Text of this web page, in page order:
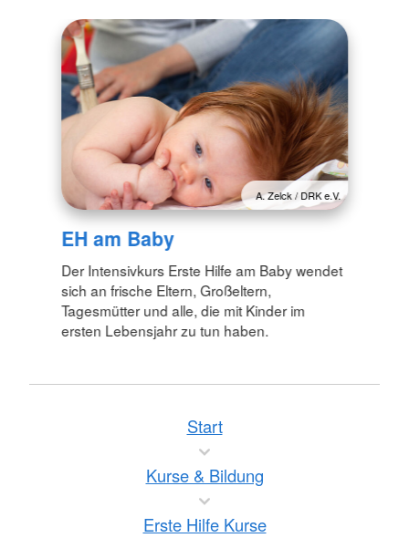
A. Zelck / DRK e.V.
EH am Baby
Der Intensivkurs Erste Hilfe am Baby wendet
sich an frische Eltern, Großeltern,
Tagesmütter und alle, die mit Kinder im
ersten Lebensjahr zu tun haben.
Start
Kurse & Bildung
Erste Hilfe Kurse